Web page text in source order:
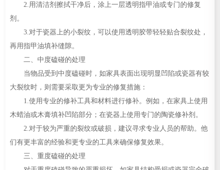
2.用清洁剂擦拭干净后，涂上一层透明指甲油或专门的修复
剂。
3.对于瓷器上的小裂纹，可以使用透明胶带轻轻贴合裂纹处，
再用指甲油填补缝隙。
二、中度磕碰的处理
当物品受到中度磕碰时，如家具表面出现明显凹陷或瓷器有较
大裂纹时，则需要采取更为专业的修复措施：
1.使用专业的修补工具和材料进行修补。例如，在家具上使用
木蜡油或木膏填补凹陷部分；在瓷器上使用专门的陶瓷修补剂。
2.对于较为严重的裂纹或破损，建议寻求专业人员的帮助。他
们有更丰富的经验和更专业的工具来确保修复效果。
三、重度磕碰的处理